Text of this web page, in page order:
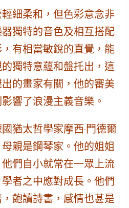
細柔和，但色彩意念非
獨特的音色及相互搭配
有相當敏銳的直覺，能
獨特意蘊和盤托出，這
的畫家有關，他的審美
響了浪漫主義音樂。
猶太哲學家摩西·門德爾
親是鋼琴家 。他的姐姐
們自小就常在一眾上流
者之中應對成長。他們
飽讀詩書，感情也甚是